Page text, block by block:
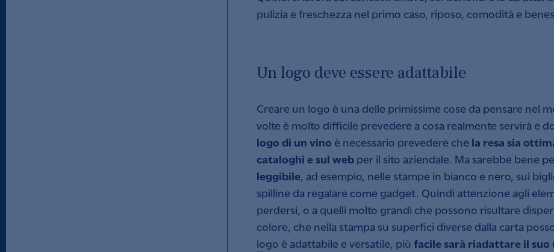
pulizia e freschezza nel primo caso, riposo, comodità e
Un logo deve essere adattabile
Creare un logo è una delle primissime cose da pensare nel
volte è molto difficile prevedere a cosa realmente servirà e
logo di un vino è necessario prevedere che la resa sia
cataloghi e sul webper il sito aziendale. Ma sarebbe bene
leggibile, ad esempio, nelle stampe in bianco e nero, sui
spilline da regalare come gadget. Quindi attenzione agli
perdersi, o a quelli molto grandi che possono risultare
colore, che nella stampa su superfici diverse dalla carta
logo è adattabile e versatile, più facile sarà riadattare il